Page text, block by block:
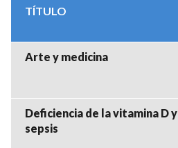
TÍTULO
Arte y medicina
Deficiencia de la vitamina D y
sepsis